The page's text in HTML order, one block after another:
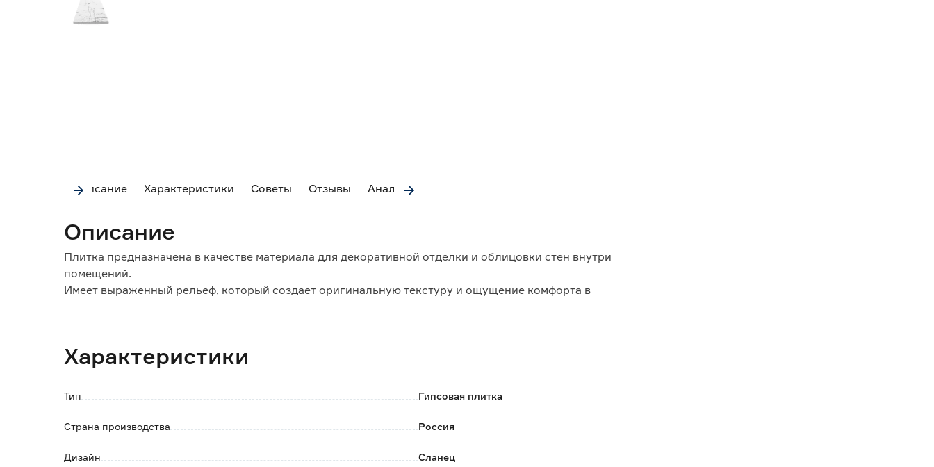
Описание Характеристики Советы Отзывы Аналоги
Описание
Плитка предназначена в качестве материала для декоративной отделки и облицовки стен внутри
помещений.
Имеет выраженный рельеф, который создает оригинальную текстуру и ощущение комфорта в
После укладки рекомендуется обработать плитку специальными защитными гидрофобными
насыщенные цвета и значительно облегчают уход за ней.
Количество в упаковке (шт) 27
Характеристики
Тип Гипсовая плитка
Страна производства Россия
Дизайн Сланец